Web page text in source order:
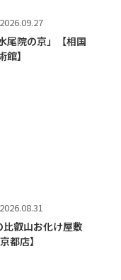
尾院の京」【相国
】
叡山お化け屋敷
都店】